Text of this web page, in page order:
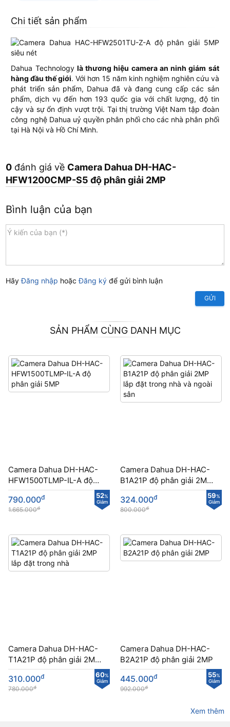
Chi tiết sản phẩm
Dahua Technology là thương hiệu camera an ninh giám sát
hàng đầu thế giới. Với hơn 15 năm kinh nghiệm nghiên cứu và
phát triển sản phẩm, Dahua đã và đang cung cấp các sản
phẩm, dịch vụ đến hơn 193 quốc gia với chất lượng, độ tin
cậy và sự ổn định vượt trội. Tại thị trường Việt Nam tập đoàn
công nghệ Dahua uỷ quyền phân phối cho các nhà phân phối
tại Hà Nội và Hồ Chí Minh.
0 đánh giá về Camera Dahua DH-HAC-
HFW1200CMP-S5 độ phân giải 2MP
Bình luận của bạn
HãyĐăng nhập hoặcĐăng ký để gửi bình luận
GỬI
SẢN PHẨM CÙNG DANH MỤC
Camera Dahua DH-HAC-
HFW1500TLMP-IL-A độ
phân giải 5MP
52%
Giảm
790.000đ
1.665.000đ
Camera Dahua DH-HAC-
B1A21P​​ độ phân giải 2MP
lắp đặt trong nhà và ngoài
sân
59%
Giảm
324.000đ
800.000đ
Camera Dahua DH-HAC-
T1A21P​​ độ phân giải 2MP
lắp đặt trong nhà
60%
Giảm
310.000đ
780.000đ
Camera Dahua DH-HAC-
B2A21P​ độ phân giải 2MP
55%
Giảm
445.000đ
992.000đ
Xem thêm